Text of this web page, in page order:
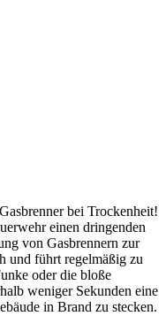
bei Trockenheit!
einen dringenden
von Gasbrennern zur
und führt regelmäßig zu
oder die bloße
weniger Sekunden eine
in Brand zu stecken.